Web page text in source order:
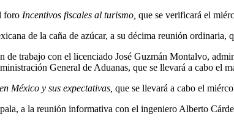
foro Incentivos fiscales al turismo, que se verificará el
de la caña de azúcar, a su décima reunión ordinaria,
trabajo con el licenciado José Guzmán Montalvo,
General de Aduanas, que se llevará a cabo el
México y sus expectativas, que se llevará a cabo el
a la reunión informativa con el ingeniero Alberto